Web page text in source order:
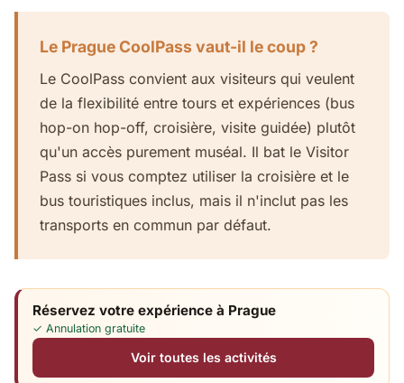
Le Prague CoolPass vaut-il le coup ?
Le CoolPass convient aux visiteurs qui veulent
de la flexibilité entre tours et expériences (bus
hop-on hop-off, croisière, visite guidée) plutôt
qu'un accès purement muséal. Il bat le Visitor
Pass si vous comptez utiliser la croisière et le
bus touristiques inclus, mais il n'inclut pas les
transports en commun par défaut.
Réservez votre expérience à Prague
✓ Annulation gratuite
Voir toutes les activités